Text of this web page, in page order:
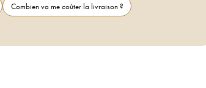
Combien va me coûter la livraison ?